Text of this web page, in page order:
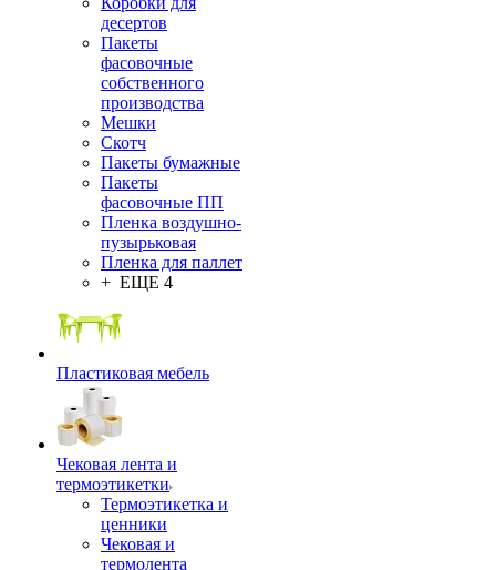
десертов
Пакеты
фасовочные
собственного
производства
Мешки
Скотч
Пакеты бумажные
Пакеты
фасовочные ПП
Пленка воздушно-
пузырьковая
Пленка для паллет
+ ЕЩЕ 4
Пластиковая мебель
Чековая лента и
термоэтикетки
Термоэтикетка и
ценники
Чековая и
термолента